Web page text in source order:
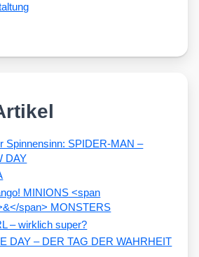
Spinnensinn: SPIDER-MAN –
DAY
MINIONS <span
span> MONSTERS
– wirklich super?
DAY – DER TAG DER WAHRHEIT